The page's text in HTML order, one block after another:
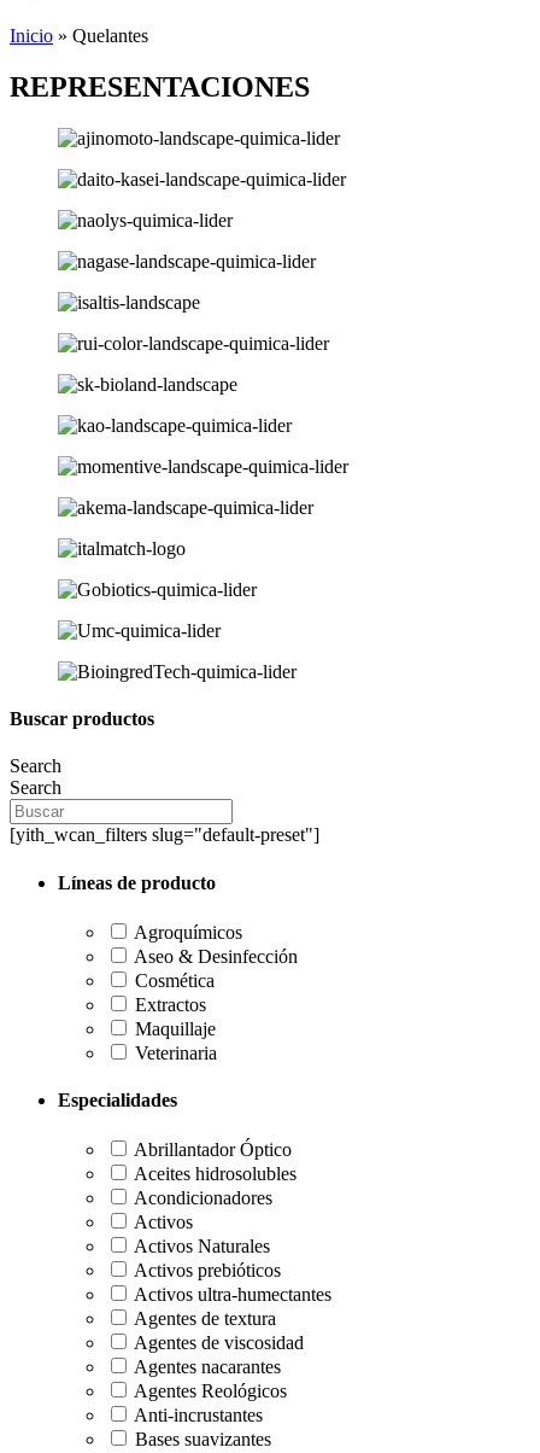
Inicio » Quelantes
REPRESENTACIONES
Buscar productos
Search
Search
[yith_wcan_filters slug="default-preset"]
Líneas de producto
Agroquímicos
Aseo & Desinfección
Cosmética
Extractos
Maquillaje
Veterinaria
Especialidades
Abrillantador Óptico
Aceites hidrosolubles
Acondicionadores
Activos
Activos Naturales
Activos prebióticos
Activos ultra-humectantes
Agentes de textura
Agentes de viscosidad
Agentes nacarantes
Agentes Reológicos
Anti-incrustantes
Bases suavizantes